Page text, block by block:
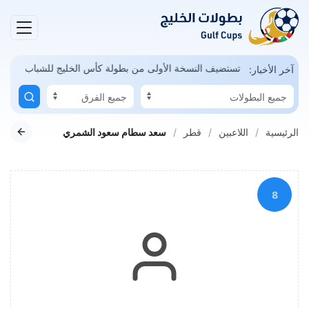
آخر الأخبار:السعودية تستضيف النسخة الأولى من بطولة كأس الخليج للشباب
الرئيسية اللاعبين قطر سعد سطام سعود الشمري
8